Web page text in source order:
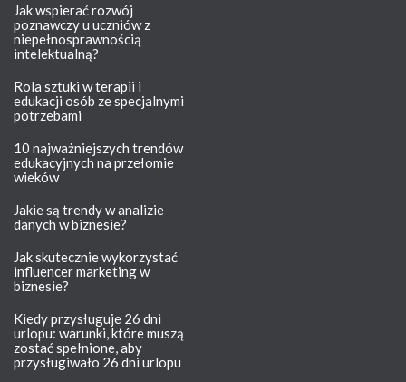
Jak wspierać rozwój
poznawczy u uczniów z
niepełnosprawnością
intelektualną?
Rola sztuki w terapii i
edukacji osób ze specjalnymi
potrzebami
10 najważniejszych trendów
edukacyjnych na przełomie
wieków
Jakie są trendy w analizie
danych w biznesie?
Jak skutecznie wykorzystać
influencer marketing w
biznesie?
Kiedy przysługuje 26 dni
urlopu: warunki, które muszą
zostać spełnione, aby
przysługiwało 26 dni urlopu